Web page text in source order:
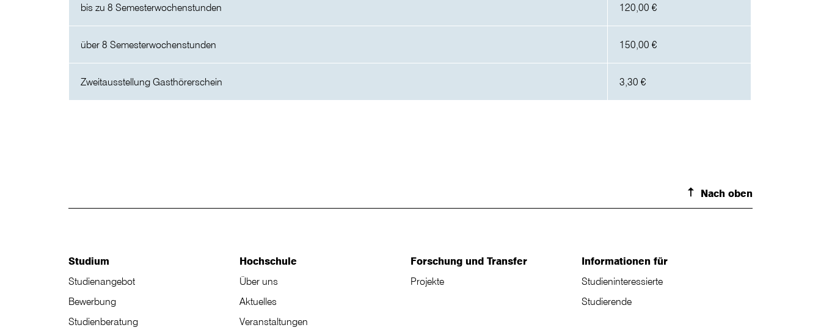
bis zu 8 Semesterwochenstunden 120,00 €
über 8 Semesterwochenstunden 150,00 €
Zweitausstellung Gasthörerschein 3,30 €
Nach oben
Studium
Studienangebot
Bewerbung
Studienberatung
Hochschule
Über uns
Aktuelles
Veranstaltungen
Forschung und Transfer
Projekte
Informationen für
Studieninteressierte
Studierende